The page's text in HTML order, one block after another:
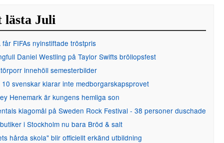
lästa Juli
får FIFAs nyinstiftade tröstpris
Daniel Westling på Taylor Swifts bröllopsfest
innehöll semesterbilder
10 svenskar klarar inte medborgarskapsprovet
Henemark är kungens hemliga son
klagomål på Sweden Rock Festival - 38 personer duschade
i Stockholm nu bara Bröd & salt
hårda skola" blir officiellt erkänd utbildning